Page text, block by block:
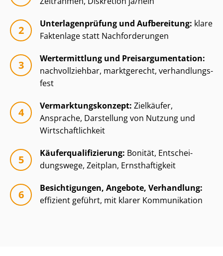
Un­ter­la­gen­prü­fung und Aufbereitung: klare
Faktenlage statt Nachforderungen
Wertermittlung und Preisar­gu­men­ta­ti­on:
nachvollziehbar, marktgerecht, ver­hand­lungs­
fest
Ver­mark­tungs­kon­zept: Zielkäufer,
Ansprache, Darstellung von Nutzung und
Wirt­schaft­lich­keit
Käu­fer­qua­li­fi­zie­rung: Bonität, Ent­schei­
dungs­we­ge, Zeitplan, Ernsthaftigkeit
Besichtigungen, Angebote, Verhandlung:
effizient geführt, mit klarer Kommunikation